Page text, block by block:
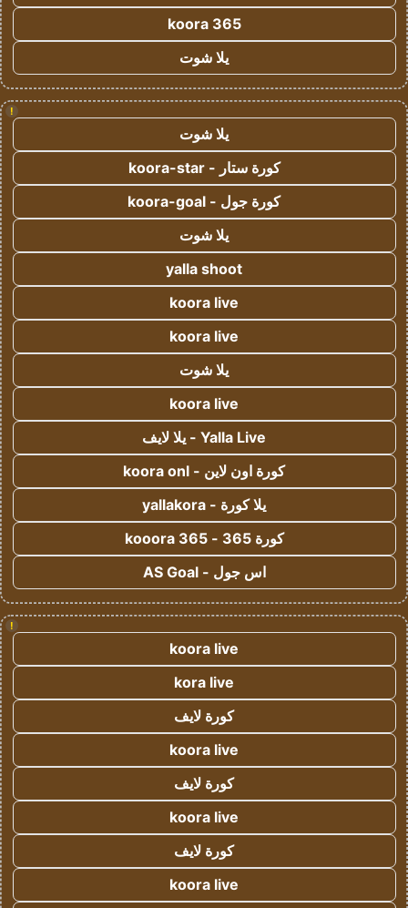
koora 365
يلا شوت
!
يلا شوت
كورة ستار - koora-star
كورة جول - koora-goal
يلا شوت
yalla shoot
koora live
koora live
يلا شوت
koora live
Yalla Live - يلا لايف
كورة اون لاين - koora onl
يلا كورة - yallakora
كورة 365 - kooora 365
اس جول - AS Goal
!
koora live
kora live
كورة لايف
koora live
كورة لايف
koora live
كورة لايف
koora live